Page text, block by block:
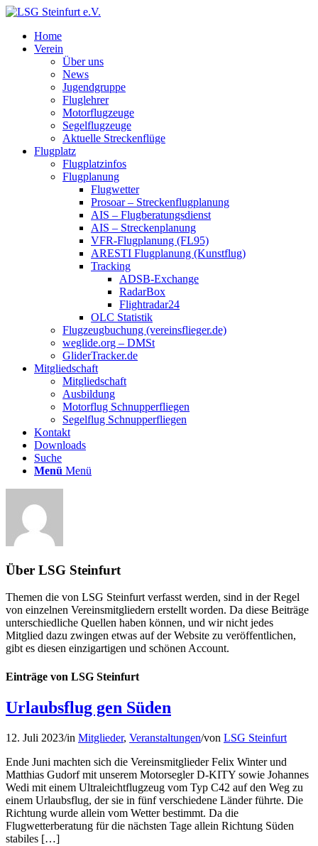
Home
Verein
Über uns
News
Jugendgruppe
Fluglehrer
Motorflugzeuge
Segelflugzeuge
Aktuelle Streckenflüge
Flugplatz
Flugplatzinfos
Flugplanung
Flugwetter
Prosoar – Streckenflugplanung
AIS – Flugberatungsdienst
AIS – Streckenplanung
VFR-Flugplanung (FL95)
ARESTI Flugplanung (Kunstflug)
Tracking
ADSB-Exchange
RadarBox
Flightradar24
OLC Statistik
Flugzeugbuchung (vereinsflieger.de)
weglide.org – DMSt
GliderTracker.de
Mitgliedschaft
Mitgliedschaft
Ausbildung
Motorflug Schnupperfliegen
Segelflug Schnupperfliegen
Kontakt
Downloads
Suche
Menü Menü
Über LSG Steinfurt
Themen die von LSG Steinfurt verfasst werden, sind in der Regel
von einzelnen Vereinsmitgliedern erstellt worden. Da diese Beiträge
unterschiedliche Quellen haben können, und wir nicht jedes
Mitglied dazu zwingen etwas auf der Website zu veröffentlichen,
gibt es diesen einzigartigen und schönen Account.
Einträge von LSG Steinfurt
Urlaubsflug gen Süden
12. Juli 2023/in Mitglieder, Veranstaltungen/von LSG Steinfurt
Ende Juni machten sich die Vereinsmitglieder Felix Winter und
Matthias Gudorf mit unserem Motorsegler D-KITY sowie Johannes
Wedi mit einem Ultraleichtflugzeug vom Typ C42 auf den Weg zu
einem Urlaubsflug, der sie in fünf verschiedene Länder führte. Die
Richtung wurde allein vom Wetter bestimmt. Da die
Flugwetterberatung für die nächsten Tage allein Richtung Süden
stabiles […]